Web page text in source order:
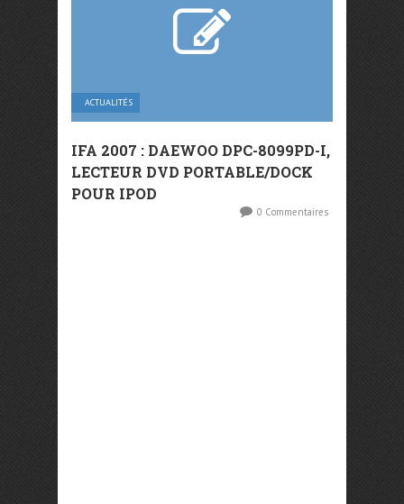
ACTUALITÉS
IFA 2007 : DAEWOO DPC-8099PD-I,
LECTEUR DVD PORTABLE/DOCK
POUR IPOD
0 Commentaires